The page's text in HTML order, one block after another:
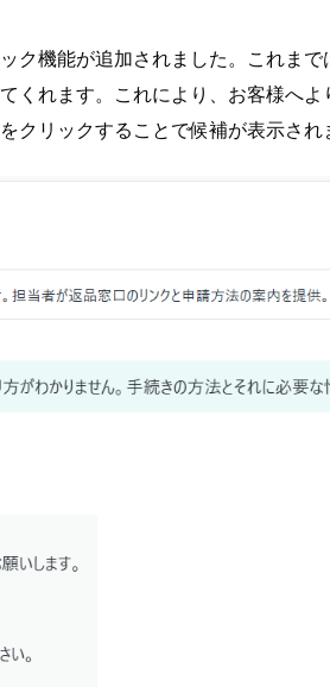
ク機能が追加されました。これま
くれます。これにより、お客様へ
リックすることで候補が表示さ